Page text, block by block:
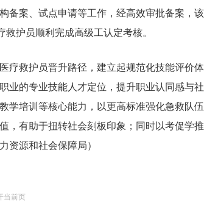
备案、试点申请等工作，经高效审批备案，
护员顺利完成高级工认定考核。
救护员晋升路径，建立起规范化技能评价
业的专业技能人才定位，提升职业认同感与
学培训等核心能力，以更高标准强化急救队
，有助于扭转社会刻板印象；同时以考促学
资源和社会保障局）
当前页